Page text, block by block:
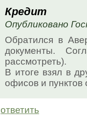
Кредит
Опубликовано
Обратился в
документы.
рассмотреть).
В итоге взял в
офисов и
ответить